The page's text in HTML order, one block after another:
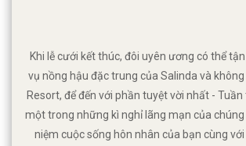
Khi lễ cưới kết thúc, đôi uyên ương có thể
vụ nồng hậu đặc trung của Salinda và
Resort, để đến với phần tuyệt vời nhất -
một trong những kì nghỉ lãng mạn của
niệm cuộc sống hôn nhân của bạn cùng